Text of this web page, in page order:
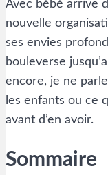
Avec bébé arrive
nouvelle
ses envies
bouleverse
encore, je ne
les enfants ou ce
avant d’en avoir.
Sommaire